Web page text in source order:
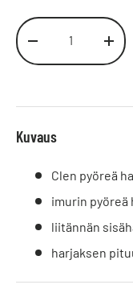
Määrä
Vähennä määrää
Kuvaus
Clen pyöreä
imurin pyöreä
liitännän
harjaksen